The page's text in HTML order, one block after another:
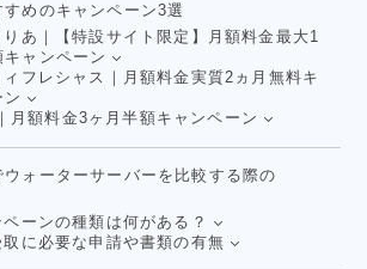
めのキャンペーン3選
あ｜【特設サイト限定】月額料金最大1
キャンペーン
フレシャス｜月額料金実質2ヵ月無料キ
ン
月額料金3ヶ月半額キャンペーン
ォーターサーバーを比較する際の
ーンの種類は何がある？
に必要な申請や書類の有無